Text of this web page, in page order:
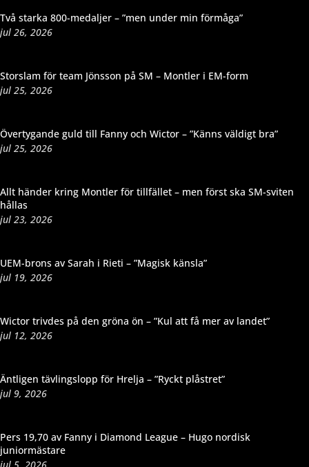
Två starka 800-medaljer – ”men under min förmåga”
jul 26, 2026
Storslam för team Jönsson på SM – Montler i EM-form
jul 25, 2026
Övertygande guld till Fanny och Wictor – ”Känns väldigt bra”
jul 25, 2026
Allt händer kring Montler för tillfället – men först ska SM-sviten
hållas
jul 23, 2026
UEM-brons av Sarah i Rieti – ”Magisk känsla”
jul 19, 2026
Wictor trivdes på den gröna ön – ”Kul att få mer av landet”
jul 12, 2026
Äntligen tävlingslopp för Hrelja – ”Ryckt plåstret”
jul 9, 2026
Pers 19,70 av Fanny i Diamond League – Hugo nordisk
juniormästare